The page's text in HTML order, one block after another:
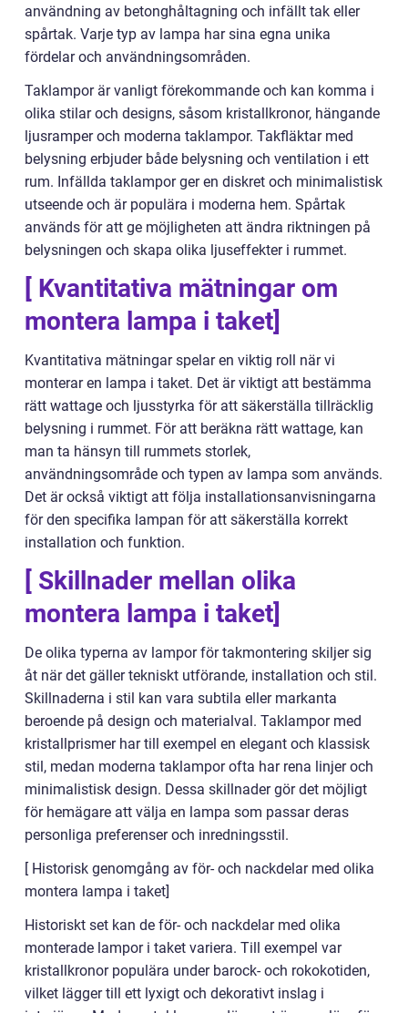
användning av betonghåltagning och infällt tak eller
spårtak. Varje typ av lampa har sina egna unika
fördelar och användningsområden.
Taklampor är vanligt förekommande och kan komma i
olika stilar och designs, såsom kristallkronor, hängande
ljusramper och moderna taklampor. Takfläktar med
belysning erbjuder både belysning och ventilation i ett
rum. Infällda taklampor ger en diskret och minimalistisk
utseende och är populära i moderna hem. Spårtak
används för att ge möjligheten att ändra riktningen på
belysningen och skapa olika ljuseffekter i rummet.
[ Kvantitativa mätningar om
montera lampa i taket]
Kvantitativa mätningar spelar en viktig roll när vi
monterar en lampa i taket. Det är viktigt att bestämma
rätt wattage och ljusstyrka för att säkerställa tillräcklig
belysning i rummet. För att beräkna rätt wattage, kan
man ta hänsyn till rummets storlek,
användningsområde och typen av lampa som används.
Det är också viktigt att följa installationsanvisningarna
för den specifika lampan för att säkerställa korrekt
installation och funktion.
[ Skillnader mellan olika
montera lampa i taket]
De olika typerna av lampor för takmontering skiljer sig
åt när det gäller tekniskt utförande, installation och stil.
Skillnaderna i stil kan vara subtila eller markanta
beroende på design och materialval. Taklampor med
kristallprismer har till exempel en elegant och klassisk
stil, medan moderna taklampor ofta har rena linjer och
minimalistisk design. Dessa skillnader gör det möjligt
för hemägare att välja en lampa som passar deras
personliga preferenser och inredningsstil.
[ Historisk genomgång av för- och nackdelar med olika
montera lampa i taket]
Historiskt set kan de för- och nackdelar med olika
monterade lampor i taket variera. Till exempel var
kristallkronor populära under barock- och rokokotiden,
vilket lägger till ett lyxigt och dekorativt inslag i